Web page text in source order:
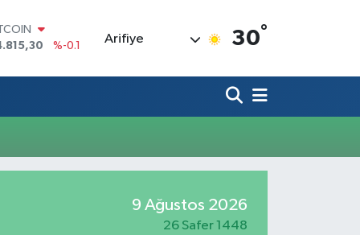
%-0.1
%0.18
ALTIN
Arifiye 30°
9 Ağustos 2026
26 Safer 1448